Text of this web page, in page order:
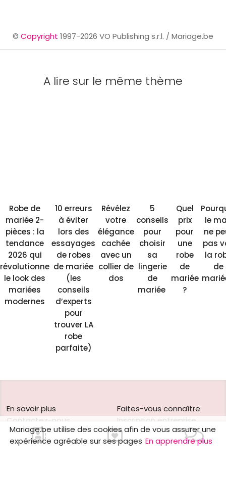
© Copyright 1997-2026 VO Publishing s.r.l. / Mariage.be
A lire sur le même thème
Robe de
mariée 2-
pièces : la
tendance
2026 qui
révolutionne
le look des
mariées
modernes
10 erreurs
à éviter
lors des
essayages
de robes
de mariée
(les
conseils
d’experts
pour
trouver LA
robe
parfaite)
Révélez
votre
élégance
cachée
avec un
collier de
dos
5
conseils
pour
choisir
sa
lingerie
de
mariée
Quel
prix
pour
une
robe
de
mariée
?
le
ne
pas
la
de
En savoir plus
Contactez-nous
Qui sommes-nous ?
Jobs et stages
Faites-vous connaître
Inscription entreprise
Formules publicitaires
Pourquoi s'inscrire sur
Mariage.be utilise des cookies afin de vous assurer une
expérience agréable sur ses pages En apprendre plus